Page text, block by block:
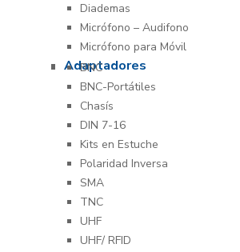
Diademas
Micrófono – Audifono
Micrófono para Móvil
Adaptadores
BNC
BNC-Portátiles
Chasís
DIN 7-16
Kits en Estuche
Polaridad Inversa
SMA
TNC
UHF
UHF/ RFID